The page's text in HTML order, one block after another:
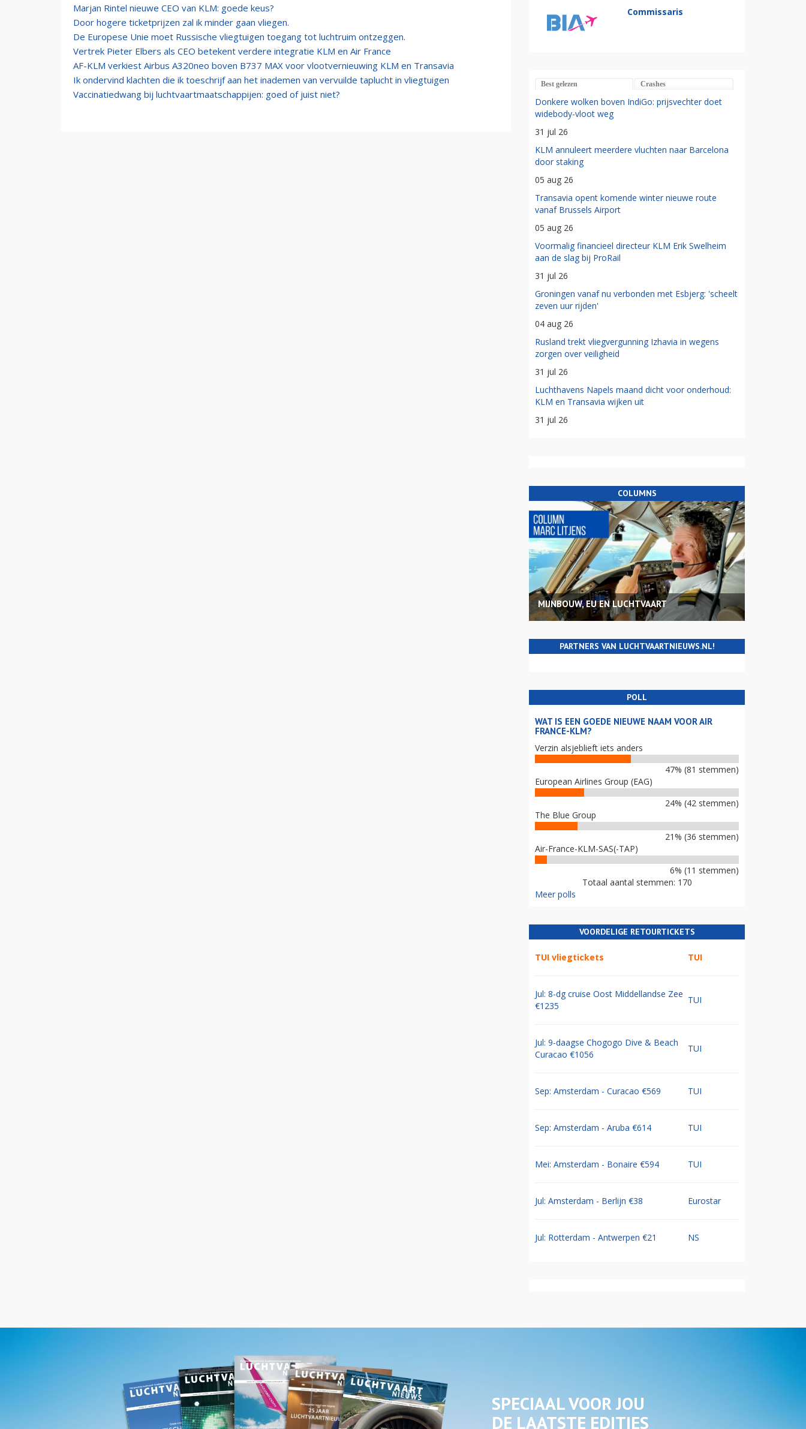
Marjan Rintel nieuwe CEO van KLM: goede keus?
Door hogere ticketprijzen zal ik minder gaan vliegen.
De Europese Unie moet Russische vliegtuigen toegang tot luchtruim ontzeggen.
Vertrek Pieter Elbers als CEO betekent verdere integratie KLM en Air France
AF-KLM verkiest Airbus A320neo boven B737 MAX voor vlootvernieuwing KLM en Transavia
Ik ondervind klachten die ik toeschrijf aan het inademen van vervuilde taplucht in vliegtuigen
Vaccinatiedwang bij luchtvaartmaatschappijen: goed of juist niet?
Commissaris
Best gelezen Crashes
Donkere wolken boven IndiGo: prijsvechter doet
widebody-vloot weg
31 jul 26
KLM annuleert meerdere vluchten naar Barcelona
door staking
05 aug 26
Transavia opent komende winter nieuwe route
vanaf Brussels Airport
05 aug 26
Voormalig financieel directeur KLM Erik Swelheim
aan de slag bij ProRail
31 jul 26
Groningen vanaf nu verbonden met Esbjerg: 'scheelt
zeven uur rijden'
04 aug 26
Rusland trekt vliegvergunning Izhavia in wegens
zorgen over veiligheid
31 jul 26
Luchthavens Napels maand dicht voor onderhoud:
KLM en Transavia wijken uit
31 jul 26
COLUMNS
MIJNBOUW, EU EN LUCHTVAART
PARTNERS VAN LUCHTVAARTNIEUWS.NL!
POLL
WAT IS EEN GOEDE NIEUWE NAAM VOOR AIR
FRANCE-KLM?
Verzin alsjeblieft iets anders
47% (81 stemmen)
European Airlines Group (EAG)
24% (42 stemmen)
The Blue Group
21% (36 stemmen)
Air-France-KLM-SAS(-TAP)
6% (11 stemmen)
Totaal aantal stemmen: 170
Meer polls
VOORDELIGE RETOURTICKETS
TUI vliegtickets TUI
Jul: 8-dg cruise Oost Middellandse Zee
€1235
TUI
Jul: 9-daagse Chogogo Dive & Beach
Curacao €1056
TUI
Sep: Amsterdam - Curacao €569 TUI
Sep: Amsterdam - Aruba €614 TUI
Mei: Amsterdam - Bonaire €594 TUI
Jul: Amsterdam - Berlijn €38 Eurostar
Jul: Rotterdam - Antwerpen €21 NS
SPECIAAL VOOR JOU
DE LAATSTE EDITIES